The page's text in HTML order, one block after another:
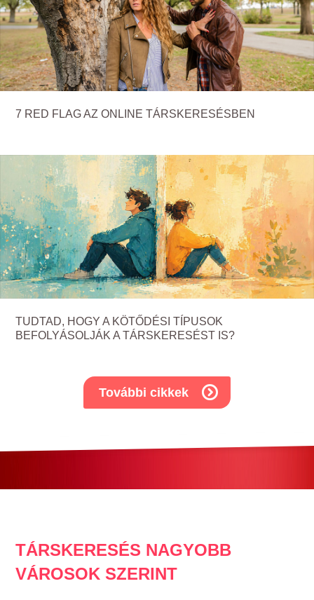
7 RED FLAG AZ ONLINE TÁRSKERESÉSBEN
TUDTAD, HOGY A KÖTŐDÉSI TÍPUSOK
BEFOLYÁSOLJÁK A TÁRSKERESÉST IS?
További cikkek
TÁRSKERESÉS NAGYOBB
VÁROSOK SZERINT